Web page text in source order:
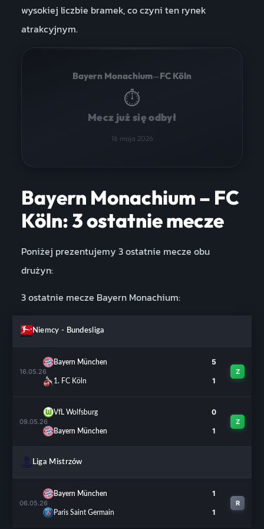
wysokiej liczbie bramek, co czyni ten rynek
atrakcyjnym.
Bayern Monachium–FC Köln
⏱
Mecz już się odbył
16 maja 2026
Bayern Monachium – FC
Köln: 3 ostatnie mecze
Poniżej prezentujemy 3 ostatnie mecze obu
drużyn:
3 ostatnie mecze Bayern Monachium:
Niemcy - Bundesliga
16.05.26
Bayern München
1. FC Köln
5
1
Z
09.05.26
VfL Wolfsburg
Bayern München
0
1
Z
Liga Mistrzów
06.05.26
Bayern München
Paris Saint Germain
1
1
R